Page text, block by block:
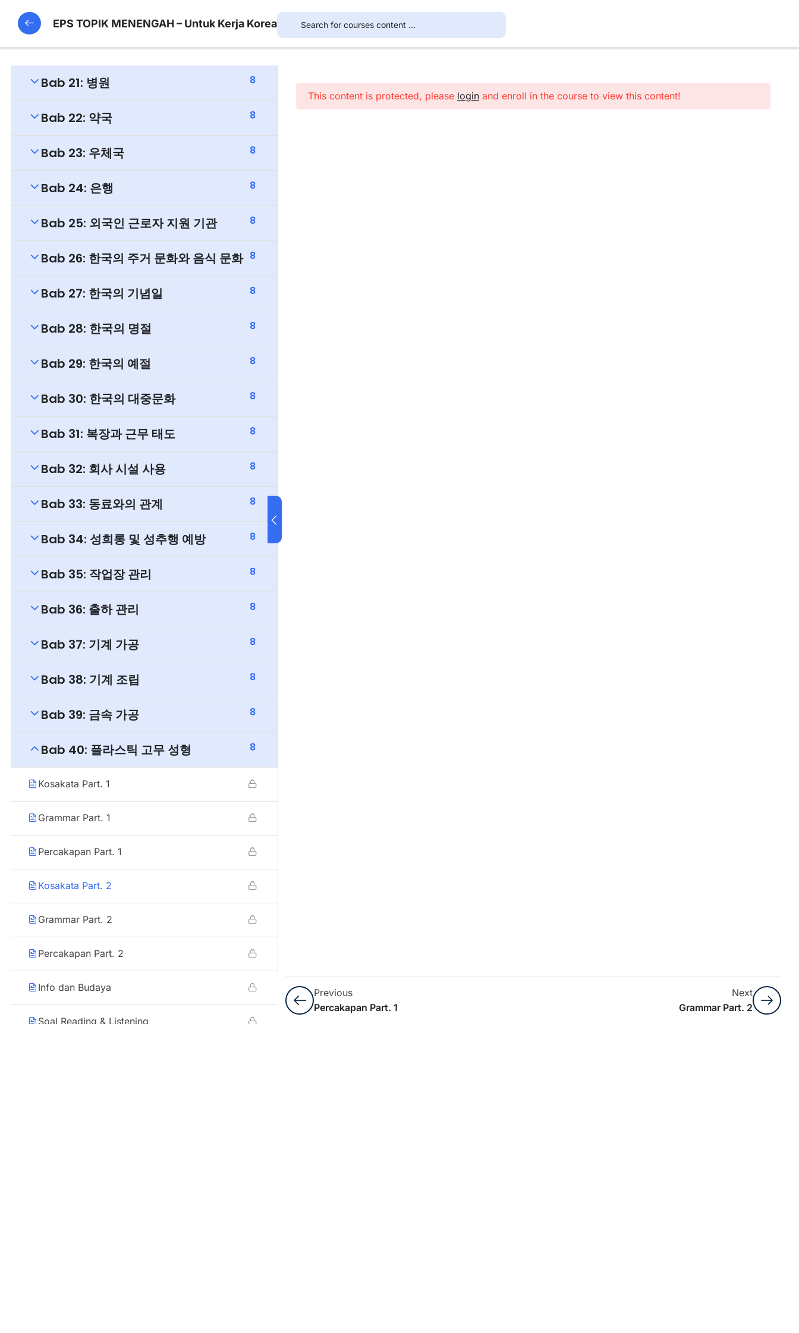
Bab 21: 병원 8
Bab 22: 약국 8
Bab 23: 우체국 8
Bab 24: 은행 8
Bab 25: 외국인 근로자 지원 기관 8
Bab 26: 한국의 주거 문화와 음식 문화 8
Bab 27: 한국의 기념일 8
Bab 28: 한국의 명절 8
Bab 29: 한국의 예절 8
Bab 30: 한국의 대중문화 8
Bab 31: 복장과 근무 태도 8
Bab 32: 회사 시설 사용 8
Bab 33: 동료와의 관계 8
Bab 34: 성희롱 및 성추행 예방 8
Bab 35: 작업장 관리 8
Bab 36: 출하 관리 8
Bab 37: 기계 가공 8
Bab 38: 기계 조립 8
Bab 39: 금속 가공 8
Bab 40: 플라스틱 고무 성형 8
Kosakata Part. 1
Grammar Part. 1
Percakapan Part. 1
Kosakata Part. 2
Grammar Part. 2
Percakapan Part. 2
Info dan Budaya
Soal Reading & Listening
EPS TOPIK MENENGAH – Untuk Kerja Korea
This content is protected, please login and enroll in the course to view this content!
Previous
Percakapan Part. 1
Next
Grammar Part. 2